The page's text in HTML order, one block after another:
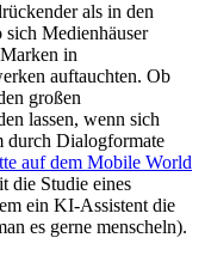
als in den
Medienhäuser
in
auftauchten. Ob
großen
lassen, wenn sich
durch Dialogformate
auf dem Mobile World
die Studie eines
ein KI-Assistent die
es gerne menscheln).